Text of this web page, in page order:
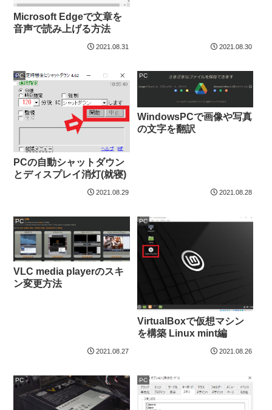
Microsoft Edgeで文章を
音声で読み上げる方法
2021.08.31 2021.08.30
PC
PCの自動シャットダウン
とディスプレイ消灯(就寝)
2021.08.29
PC
WindowsPCで画像や写真
の文字を翻訳
2021.08.28
PC
VLC media playerのスキ
ン変更方法
2021.08.27
PC
VirtualBoxで仮想マシン
を構築 Linux mint編
2021.08.26
PC PC